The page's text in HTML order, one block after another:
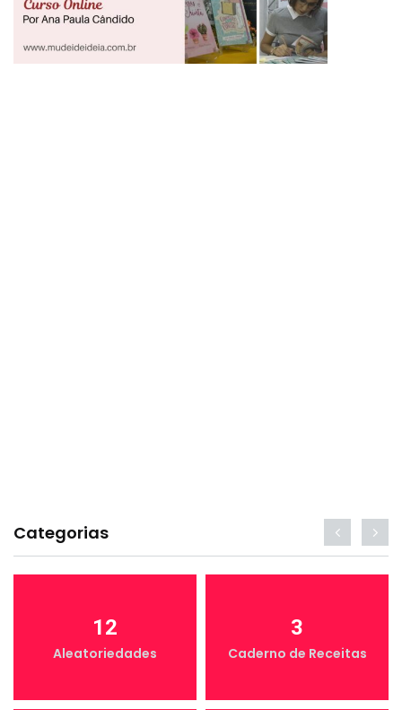
Categorias
12
Aleatoriedades
3
Caderno de Receitas